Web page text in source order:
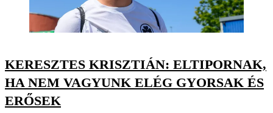
KERESZTES KRISZTIÁN: ELTIPORNAK,
HA NEM VAGYUNK ELÉG GYORSAK ÉS
ERŐSEK